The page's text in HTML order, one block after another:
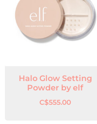
Halo Glow Setting
Powder by elf
C$555.00